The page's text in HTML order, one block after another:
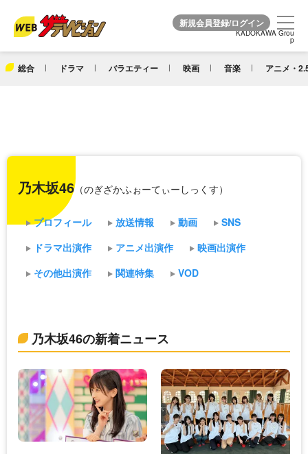
KADOKAWA Grou
p
総合 ドラマ バラエティー 映画 音楽 アニメ・
KADOKAWA Grou
p
乃木坂46（のぎざかふぉーてぃーしっくす）
プロフィール 放送情報 動画
SNS
ドラマ出演作
アニメ出演作
映画出演作
その他出演作
関連特集 VOD
乃木坂46の新着ニュース